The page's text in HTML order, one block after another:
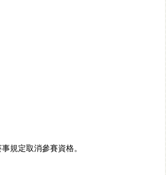
規定取消參賽資格。